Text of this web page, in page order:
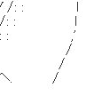
/: : l
ｌ
: : ,'
: : /
¨≧x. /
/へ. /